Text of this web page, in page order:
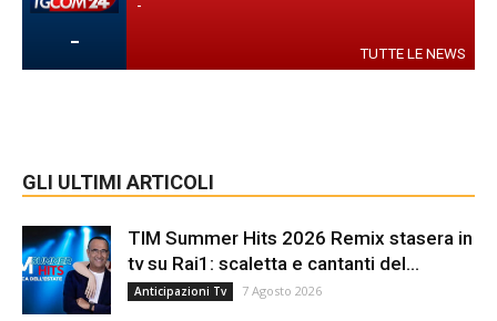
-
-
TUTTE LE NEWS
GLI ULTIMI ARTICOLI
TIM Summer Hits 2026 Remix stasera in
tv su Rai1: scaletta e cantanti del...
Anticipazioni Tv 7 Agosto 2026